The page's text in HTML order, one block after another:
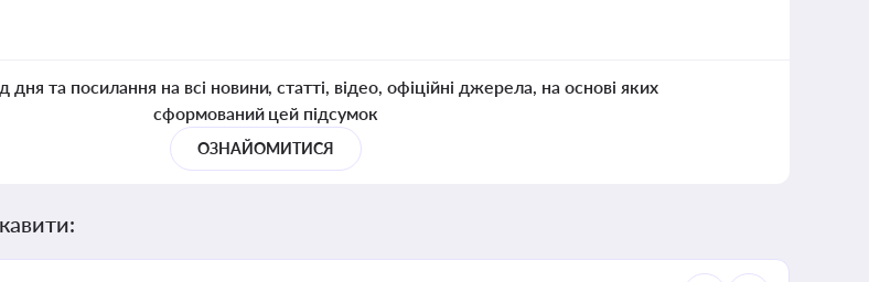
та посилання на всі новини, статті, відео, офіційні джерела, на основі яких
сформований цей підсумок
ОЗНАЙОМИТИСЯ